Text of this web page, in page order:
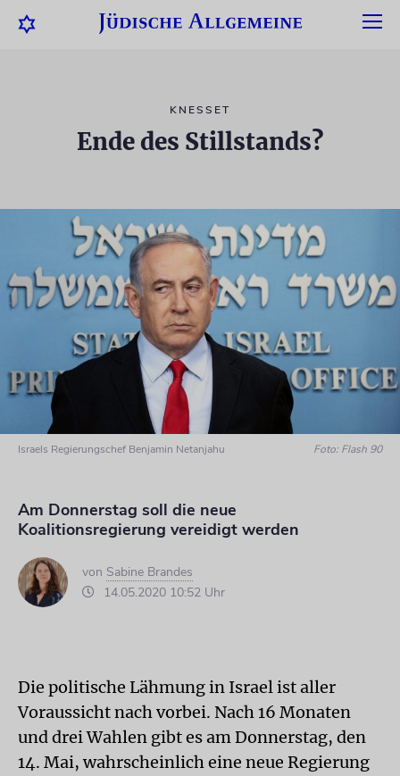
KNESSET
Ende des Stillstands?
Israels Regierungschef Benjamin Netanjahu Foto: Flash 90
Am Donnerstag soll die neue
Koalitionsregierung vereidigt werden
von Sabine Brandes
14.05.2020 10:52 Uhr
Die politische Lähmung in Israel ist aller
Voraussicht nach vorbei. Nach 16 Monaten
und drei Wahlen gibt es am Donnerstag, den
14. Mai, wahrscheinlich eine neue Regierung